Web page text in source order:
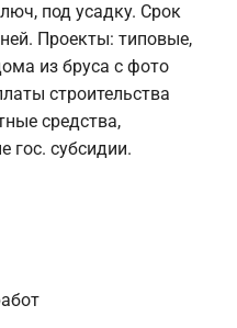
под усадку. Срок
Проекты: типовые,
из бруса с фото
строительства
средства,
гос. субсидии.